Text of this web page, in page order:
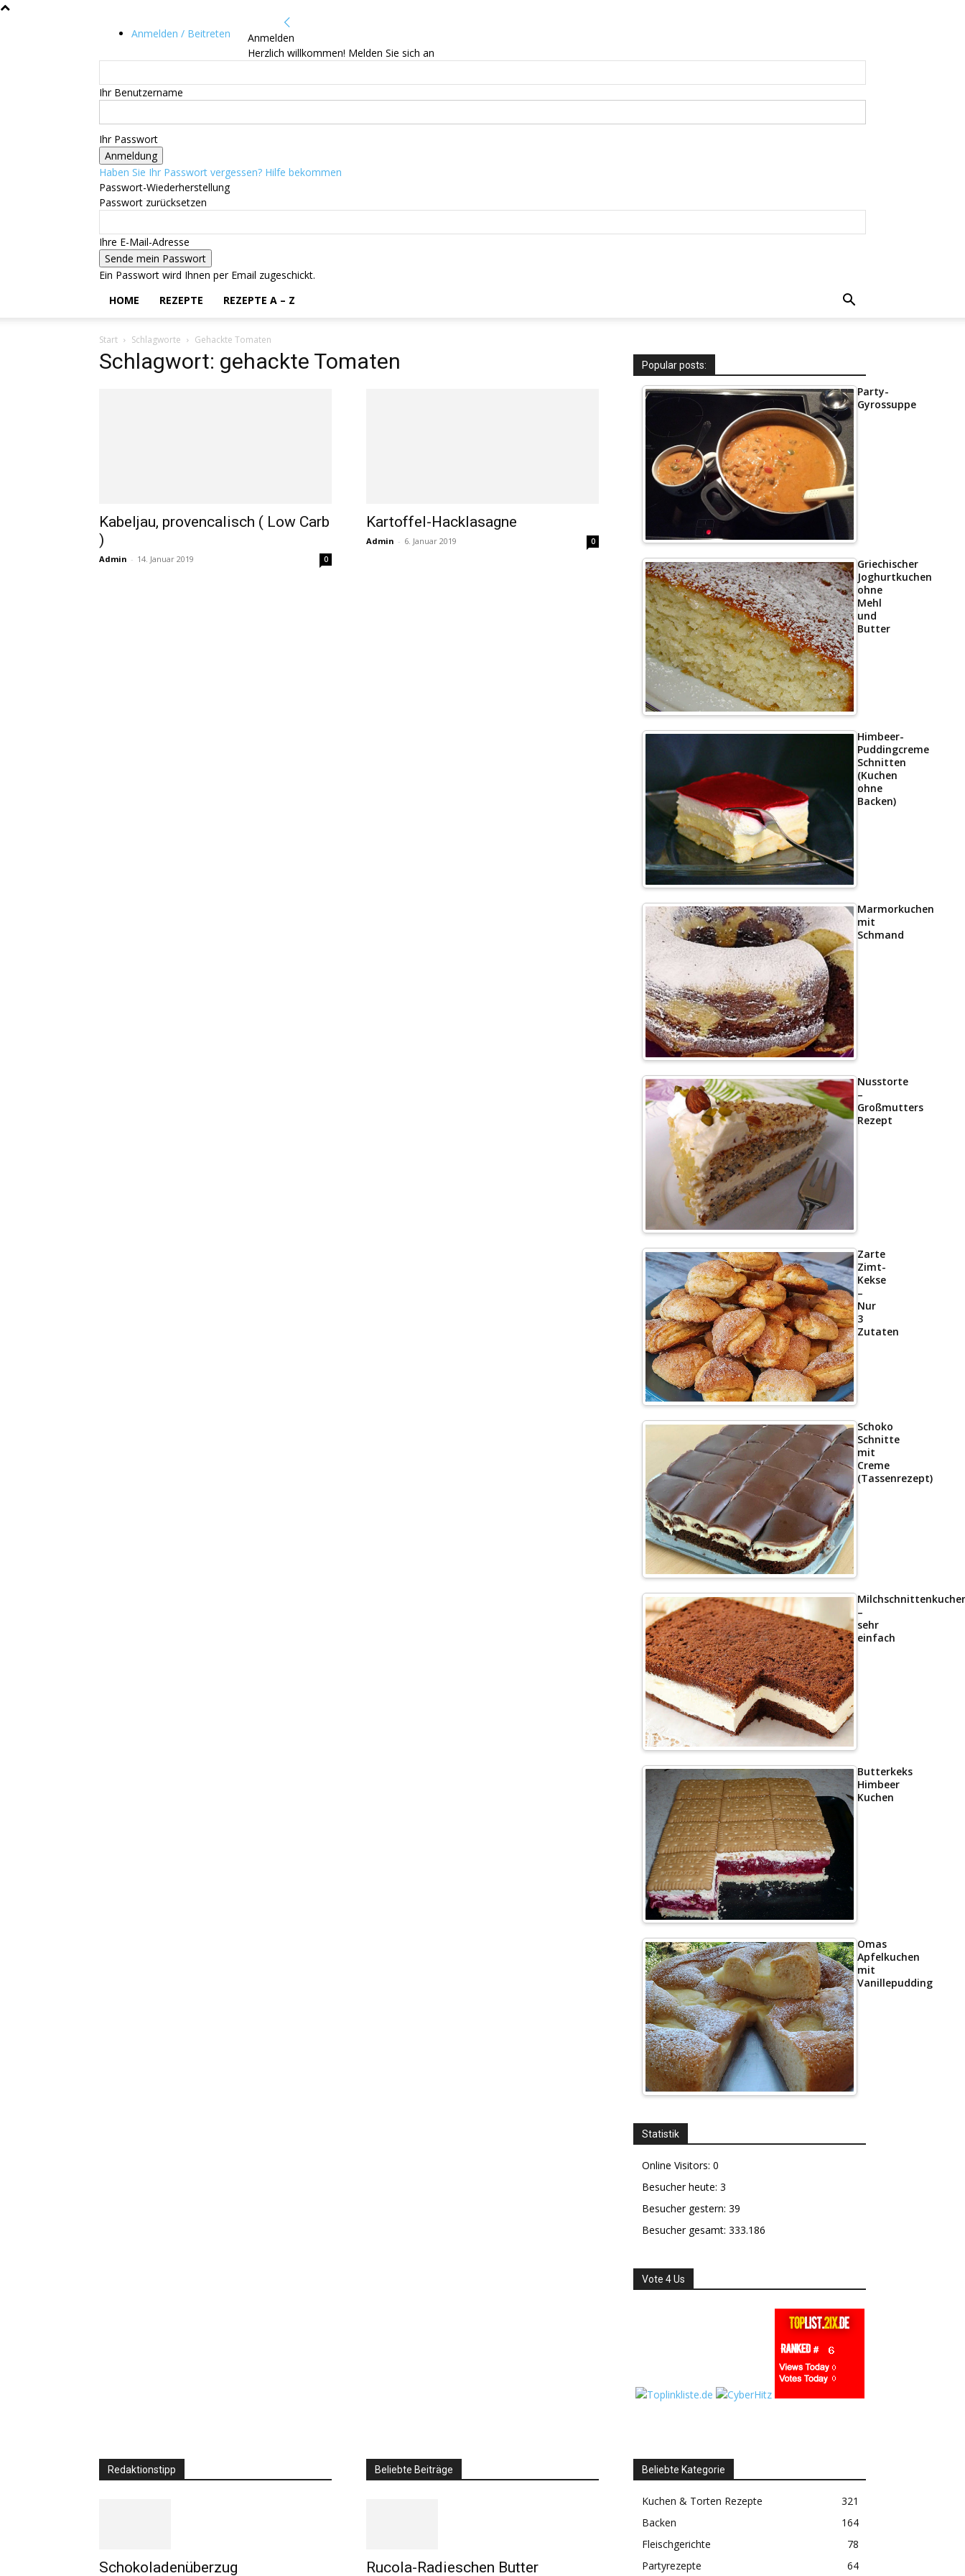
Anmelden / Beitreten
Anmelden
Herzlich willkommen! Melden Sie sich an
Ihr Benutzername
Ihr Passwort
Haben Sie Ihr Passwort vergessen? Hilfe bekommen
Passwort-Wiederherstellung
Passwort zurücksetzen
Ihre E-Mail-Adresse
Ein Passwort wird Ihnen per Email zugeschickt.
HOME
REZEPTE REZEPTE A – Z
Start Schlagworte Gehackte Tomaten
Schlagwort: gehackte Tomaten
Kabeljau, provencalisch ( Low Carb
)
Admin - 14. Januar 2019 0
Kartoffel-Hacklasagne
Admin - 6. Januar 2019 0
Popular posts:
Party-
Gyrossuppe
Griechischer
Joghurtkuchen
ohne
Mehl
und
Butter
Himbeer-
Puddingcreme
Schnitten
(Kuchen
ohne
Backen)
Marmorkuchen
mit
Schmand
Nusstorte
–
Großmutters
Rezept
Zarte
Zimt-
Kekse
–
Nur
3
Zutaten
Schoko
Schnitte
mit
Creme
(Tassenrezept)
–
sehr
einfach
Butterkeks
Himbeer
Kuchen
Omas
Apfelkuchen
mit
Vanillepudding
Statistik
Online Visitors: 0
Besucher heute: 3
Besucher gestern: 39
Besucher gesamt: 333.186
Vote 4 Us
Redaktionstipp
Schokoladenüberzug
Beliebte Beiträge
Rucola-Radieschen Butter
Beliebte Kategorie
Kuchen & Torten Rezepte
321
Backen
164
Fleischgerichte
78
Partyrezepte
64